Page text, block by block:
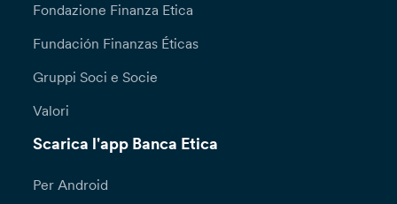
Fondazione Finanza Etica
Fundación Finanzas Éticas
Gruppi Soci e Socie
Valori
Scarica l'app Banca Etica
Per Android